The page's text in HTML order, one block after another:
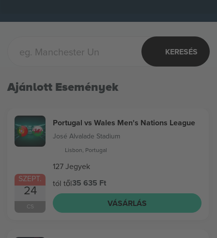
KERESÉS
Ajánlott Események
SZEPT.
24
CS
Portugal vs Wales Men's Nations League
José Alvalade Stadium
Lisbon, Portugal
127 Jegyek
tól től35 635 Ft
VÁSÁRLÁS